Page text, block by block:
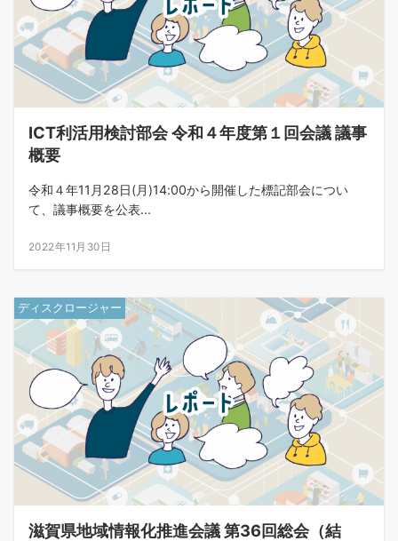
ICT利活用検討部会 令和４年度第１回会議 議事
概要
令和４年11月28日(月)14:00から開催した標記部会につい
て、議事概要を公表...
2022年11月30日
ディスクロージャー
滋賀県地域情報化推進会議 第36回総会（結